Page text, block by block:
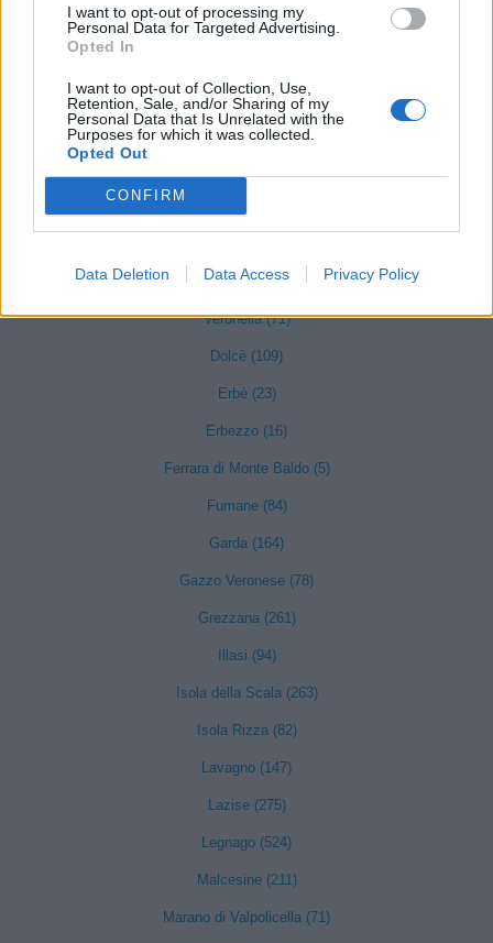
I want to opt-out of processing my
Personal Data for Targeted Advertising.
Opted In
I want to opt-out of Collection, Use,
Retention, Sale, and/or Sharing of my
Personal Data that Is Unrelated with the
Purposes for which it was collected.
Opted Out
CONFIRM
Data Deletion Data Access Privacy Policy
Cazzano di Tramigna (31)
Cerro Veronese (25)
Costermano sul Garda (110)
Veronella (71)
Dolcè (109)
Erbè (23)
Erbezzo (16)
Ferrara di Monte Baldo (5)
Fumane (84)
Garda (164)
Gazzo Veronese (78)
Grezzana (261)
Illasi (94)
Isola della Scala (263)
Isola Rizza (82)
Lavagno (147)
Lazise (275)
Legnago (524)
Malcesine (211)
Marano di Valpolicella (71)